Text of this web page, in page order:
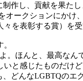
作し、貢献を果たし
ークションにかけ、
を表彰する賞）を受
ほんと、最高なん
と感じたものだけ
どんなLGBTQのエ